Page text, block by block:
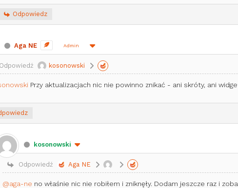
Odpowiedz
Aga NE Admin
Odpowiedź kosonowski
Przy aktualizacjach nic nie powinno znikać - ani skróty, ani
kosonowski
Odpowiedź Aga NE
@aga-ne no właśnie nic nie robiłem i zniknęły. Dodam jeszcze raz i